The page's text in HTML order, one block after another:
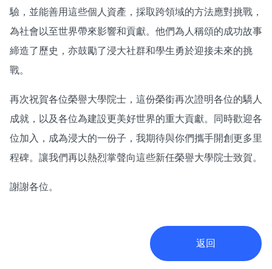
驗，並能善用這些個人資產，採取跨領域的方法應對挑戰，
為社會以至世界帶來影響和貢獻。他們為人稱頌的成功故事
締造了歷史，亦鼓勵了浸大社群和學生勇於迎接未來的挑
戰。
再次祝賀各位榮譽大學院士，這份榮銜再次證明各位的驕人
成就，以及各位為建設更美好世界的重大貢獻。同時歡迎各
位加入，成為浸大的一份子，我期待與你們攜手開創更多里
程碑。讓我們再以熱烈掌聲向這些新任榮譽大學院士致賀。
謝謝各位。
返回